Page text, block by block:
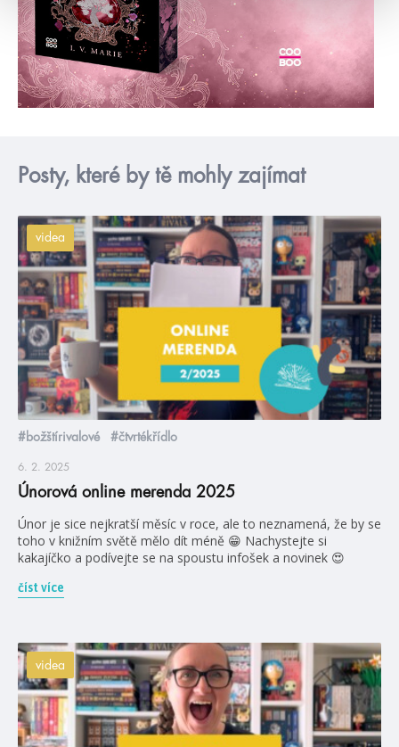
Posty, které by tě mohly zajímat
videa
#božštírivalové #čtvrtékřídlo
6. 2. 2025
Únorová online merenda 2025
Únor je sice nejkratší měsíc v roce, ale to neznamená, že by se
toho v knižním světě mělo dít méně 😁 Nachystejte si
kakajíčko a podívejte se na spoustu infošek a novinek 😍
číst více
videa